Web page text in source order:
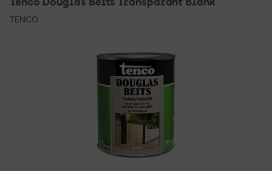
Tenco Douglas Beits Transparant Blank
TENCO